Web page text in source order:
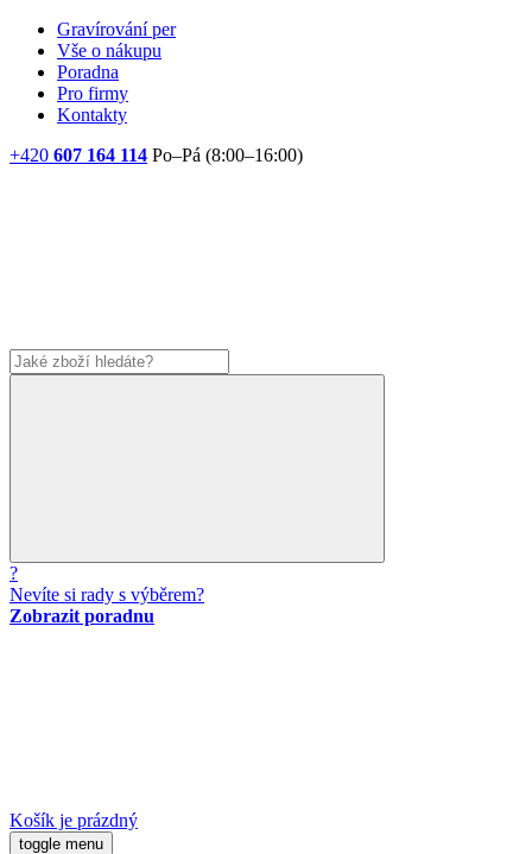
Gravírování per
Vše o nákupu
Poradna
Pro firmy
Kontakty
+420 607 164 114 Po–Pá (8:00–16:00)
?
Nevíte si rady s výběrem?
Zobrazit poradnu
Košík je prázdný
toggle menu